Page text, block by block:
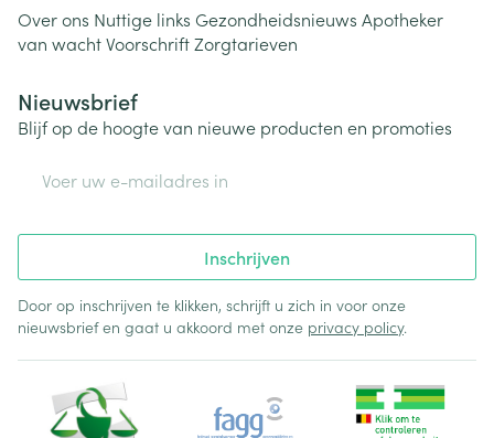
Over ons Nuttige links Gezondheidsnieuws Apotheker
van wachtVoorschriftZorgtarieven
Nieuwsbrief
Blijf op de hoogte van nieuwe producten en promoties
Inschrijven
Door op inschrijven te klikken, schrijft u zich in voor onze
nieuwsbrief en gaat u akkoord met onze privacy policy.